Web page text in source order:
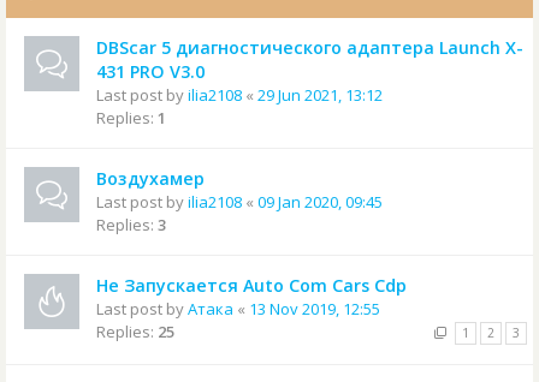
DBScar 5 диагностического адаптера Launch X-
431 PRO V3.0
Last post byilia2108 « 29 Jun 2021, 13:12
Replies: 1
Воздухамер
Last post byilia2108 « 09 Jan 2020, 09:45
Replies: 3
Не Запускается Auto Com Cars Cdp
Last post byАтака « 13 Nov 2019, 12:55
Replies: 25 1 2 3